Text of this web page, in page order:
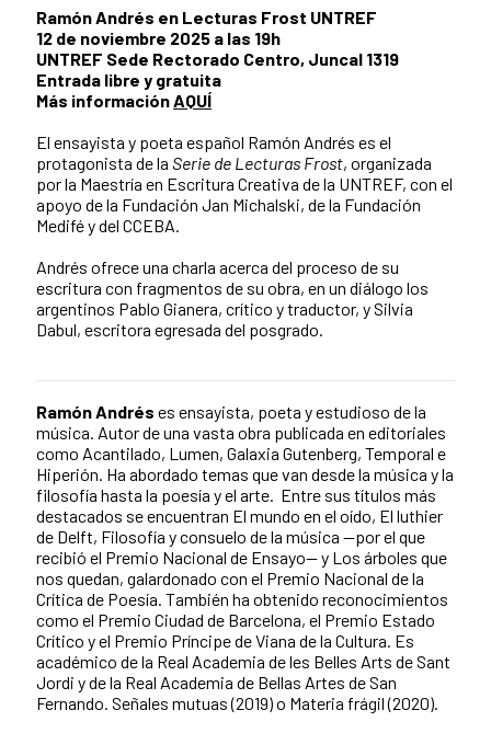
Ramón Andrés en Lecturas Frost UNTREF
12 de noviembre 2025 a las 19h
UNTREF Sede Rectorado Centro, Juncal 1319
Entrada libre y gratuita
Más información AQUÍ
El ensayista y poeta español Ramón Andrés es el
protagonista de la Serie de Lecturas Frost, organizada
por la Maestría en Escritura Creativa de la UNTREF, con el
apoyo de la Fundación Jan Michalski, de la Fundación
Medifé y del CCEBA.
Andrés ofrece una charla acerca del proceso de su
escritura con fragmentos de su obra, en un diálogo los
argentinos Pablo Gianera, crítico y traductor, y Silvia
Dabul, escritora egresada del posgrado.
Ramón Andrés es ensayista, poeta y estudioso de la
música. Autor de una vasta obra publicada en editoriales
como Acantilado, Lumen, Galaxia Gutenberg, Temporal e
Hiperión. Ha abordado temas que van desde la música y la
filosofía hasta la poesía y el arte. Entre sus títulos más
destacados se encuentran El mundo en el oído, El luthier
de Delft, Filosofía y consuelo de la música —por el que
recibió el Premio Nacional de Ensayo— y Los árboles que
nos quedan, galardonado con el Premio Nacional de la
Crítica de Poesía. También ha obtenido reconocimientos
como el Premio Ciudad de Barcelona, el Premio Estado
Crítico y el Premio Príncipe de Viana de la Cultura. Es
académico de la Real Academia de les Belles Arts de Sant
Jordi y de la Real Academia de Bellas Artes de San
Fernando. Señales mutuas (2019) o Materia frágil (2020).